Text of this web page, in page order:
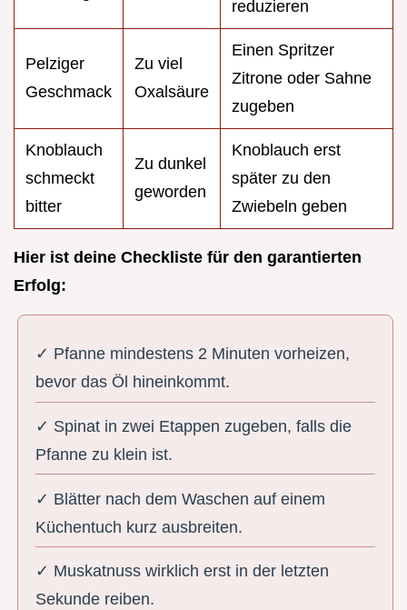
reduzieren
Pelziger
Geschmack
Zu viel
Oxalsäure
Einen Spritzer
Zitrone oder Sahne
zugeben
Knoblauch
schmeckt
bitter
Zu dunkel
geworden
Knoblauch erst
später zu den
Zwiebeln geben
Hier ist deine Checkliste für den garantierten
Erfolg:
✓ Pfanne mindestens 2 Minuten vorheizen,
bevor das Öl hineinkommt.
✓ Spinat in zwei Etappen zugeben, falls die
Pfanne zu klein ist.
✓ Blätter nach dem Waschen auf einem
Küchentuch kurz ausbreiten.
✓ Muskatnuss wirklich erst in der letzten
Sekunde reiben.